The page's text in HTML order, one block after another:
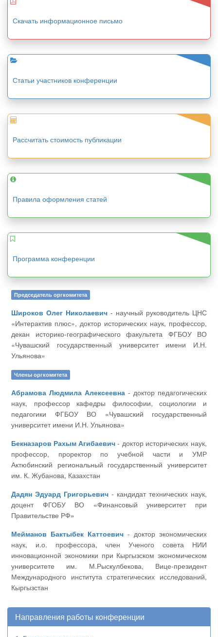
Скачать информационное письмо
Статьи участников конференции
Рассчитать стоимость публикации
Правила оформления статей
Программа конференции
Председатель оргкомитета
Широков Олег Николаевич
«Интерактив плюс», доктор исторических наук, профессор,
декан историко-географического факультета ФГБОУ ВО
«Чувашский государственный университет имени И.Н.
Ульянова»
Члены оргкомитета
Абрамова Людмила Алексеевна
наук, профессор кафедры философии, социологии и
педагогики ФГБОУ ВО «Чувашский государственный
университет имени И.Н. Ульянова»
Бекназаров Рахым Агибаевич
профессор, проректор по учебной части и УМР
Актюбинский региональный государственный университет
им. К. Жубанова, Казахстан
Дадян Эдуард Григорьевич
доцент ФГОБУ ВО «Финансовый университет при
Правительстве РФ»
Мейманов Бактыбек Каттоевич
наук, и.о. профессора, член Ученого совета НИИ
инновационной экономики при Кыргызском экономическом
университете им. М.Рыскулбекова, Вице-президент
Международного института стратегических исследований,
Кыргызстан
Направления работы конференции